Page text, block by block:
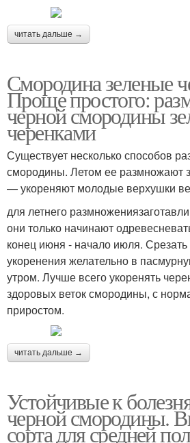
читать дальше →
Смородина зеленые
Проще простого:
черной смородины
черенками
Существует несколько способов
смородины. Летом ее размножают
— укореняют молодые верхушки
для летнего
они только начинают
конец июня - начало июля. Срезать
укоренения желательно в
утром. Лучше всего укоренять
здоровых веток смородины, с
приростом.
читать дальше →
Устойчивые к
черной смородины.
сорта для средней